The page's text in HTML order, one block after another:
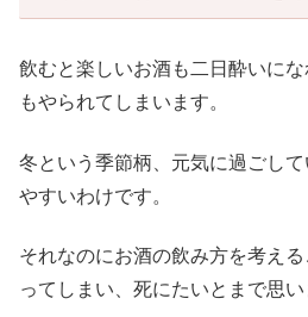
飲むと楽しいお酒も二日酔いに
もやられてしまいます。
冬という季節柄、元気に過ごし
やすいわけです。
それなのにお酒の飲み方を考え
ってしまい、死にたいとまで思い